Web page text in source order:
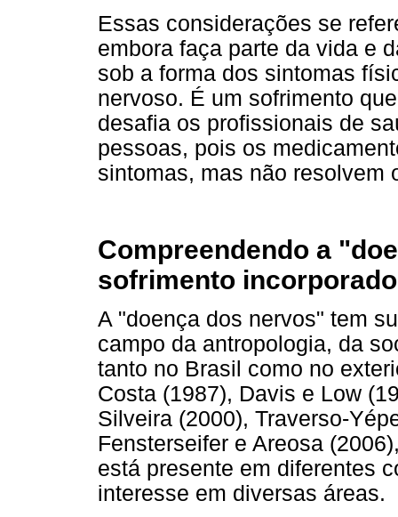
Essas considerações se
embora faça parte da vida e
sob a forma dos sintomas
nervoso. É um sofrimento
desafia os profissionais de
pessoas, pois os
sintomas, mas não resolvem
Compreendendo a
sofrimento incorporado
A "doença dos nervos" tem
campo da antropologia, da
tanto no Brasil como no
Costa (1987), Davis e Low
Silveira (2000), Traverso-
Fensterseifer e Areosa
está presente em diferentes
interesse em diversas áreas.